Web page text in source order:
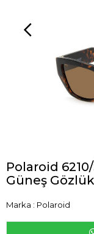
Polaroid
Güneş
Marka : Polaroid